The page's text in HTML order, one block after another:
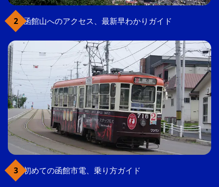
函館山へのアクセス、最新早わかりガイド
初めての函館市電、乗り方ガイド